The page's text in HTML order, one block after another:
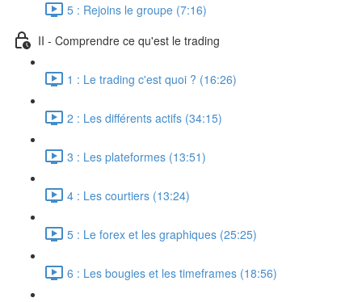
5 : Rejoins le groupe (7:16)
II - Comprendre ce qu'est le trading
1 : Le trading c'est quoi ? (16:26)
2 : Les différents actifs (34:15)
3 : Les plateformes (13:51)
4 : Les courtiers (13:24)
5 : Le forex et les graphiques (25:25)
6 : Les bougies et les timeframes (18:56)